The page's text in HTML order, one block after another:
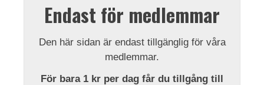
Endast för medlemmar
Den här sidan är endast tillgänglig för våra
medlemmar.
För bara 1 kr per dag får du tillgång till